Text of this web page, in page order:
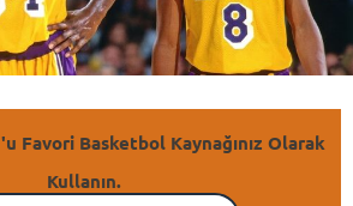
'u Favori Basketbol Kaynağınız Olarak
Kullanın.